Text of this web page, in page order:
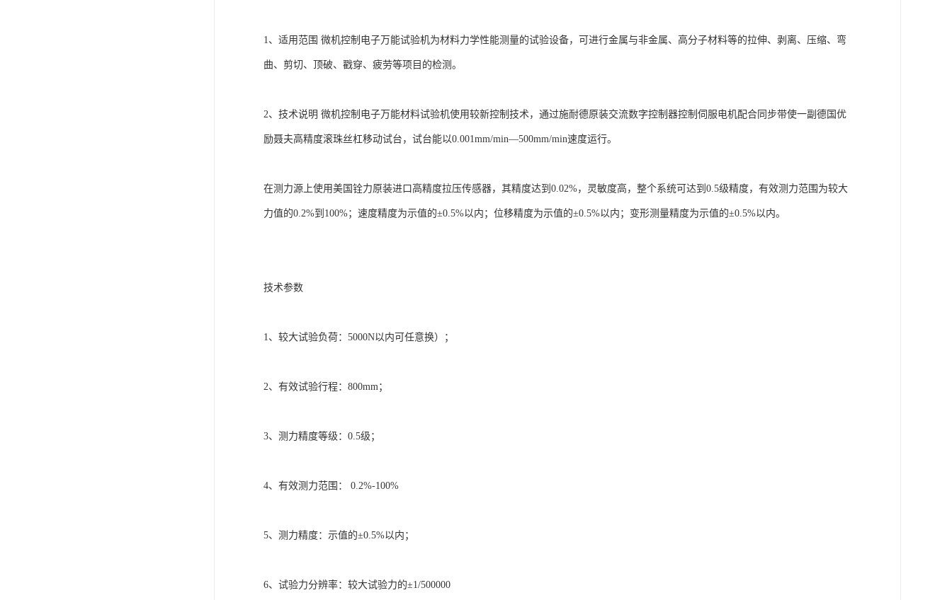
1、适用范围 微机控制电子万能试验机为材料力学性能测量的试验设备，可进行金属与非金属、高分子材料等的拉伸、剥离、压缩、弯
曲、剪切、顶破、戳穿、疲劳等项目的检测。
2、技术说明 微机控制电子万能材料试验机使用较新控制技术，通过施耐德原装交流数字控制器控制伺服电机配合同步带使一副德国优
励聂夫高精度滚珠丝杠移动试台，试台能以0.001mm/min—500mm/min速度运行。
在测力源上使用美国铨力原装进口高精度拉压传感器，其精度达到0.02%，灵敏度高，整个系统可达到0.5级精度，有效测力范围为较大
力值的0.2%到100%；速度精度为示值的±0.5%以内；位移精度为示值的±0.5%以内；变形测量精度为示值的±0.5%以内。
技术参数
1、较大试验负荷：5000N以内可任意换）；
2、有效试验行程：800mm；
3、测力精度等级：0.5级；
4、有效测力范围： 0.2%-100%
5、测力精度：示值的±0.5%以内；
6、试验力分辨率：较大试验力的±1/500000